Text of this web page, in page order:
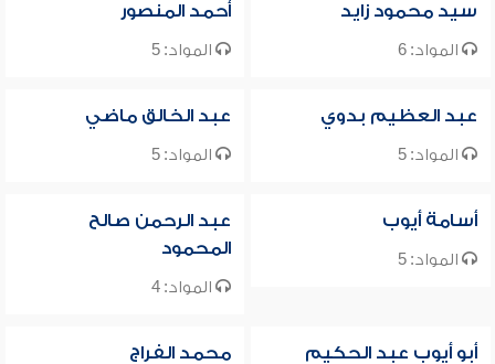
سيد محمود زايد
المواد: 6
أحمد المنصور
المواد: 5
عبد العظيم بدوي
المواد: 5
عبد الخالق ماضي
المواد: 5
أسامة أيوب
المواد: 5
عبد الرحمن صالح
المحمود
المواد: 4
أبو أيوب عبد الحكيم
محمد الفراج